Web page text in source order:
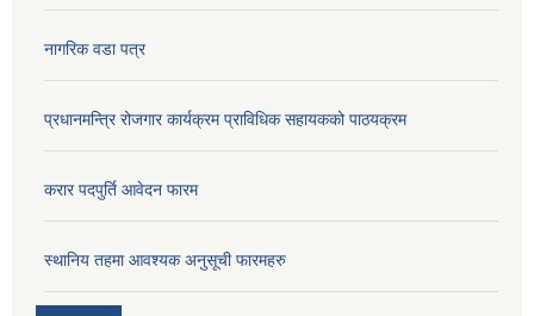
नागरिक वडा पत्र
प्रधानमन्त्रि रोजगार कार्यक्रम प्राविधिक सहायकको पाठयक्रम
करार पदपुर्ति आवेदन फारम
स्थानिय तहमा आवश्यक अनुसूची फारमहरु